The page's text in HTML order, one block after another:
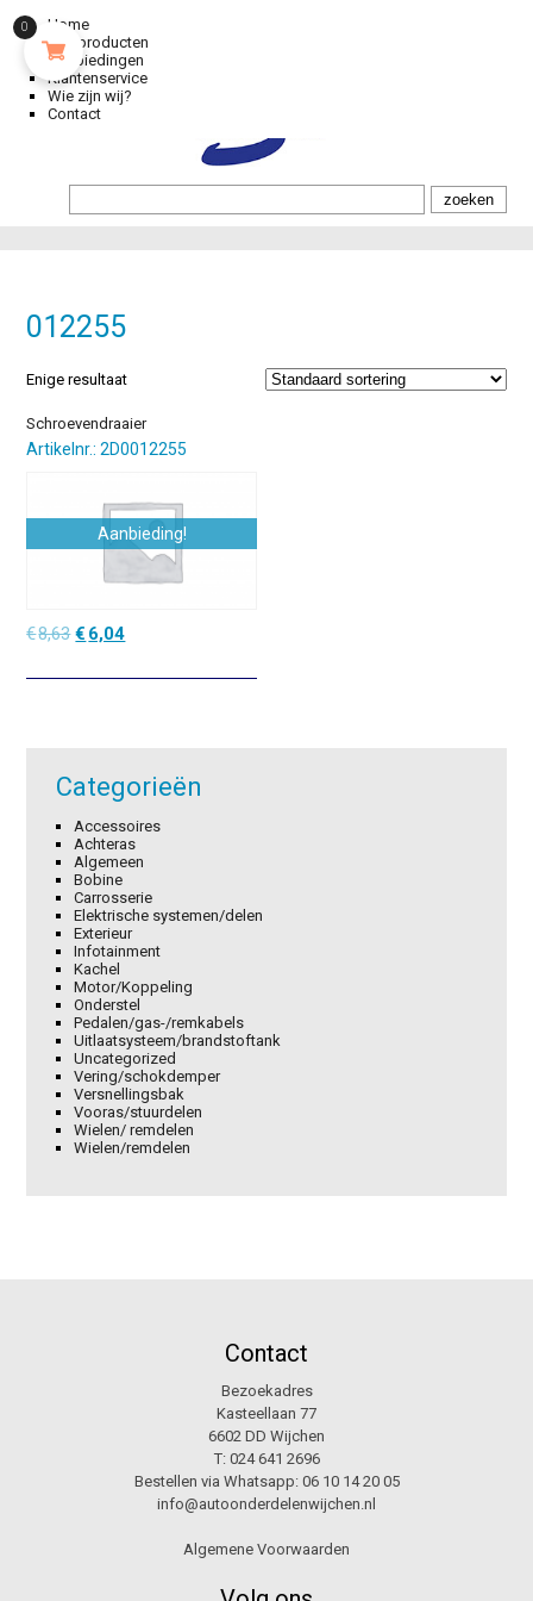
Home
Alle producten
Aanbiedingen
Klantenservice
Wie zijn wij?
Contact
012255
Enige resultaat
Schroevendraaier
Artikelnr.: 2D0012255
Aanbieding!
€8,63Oorspronkelijke
was:
€ 6,04Huidige
is:
Categorieën
Accessoires
Achteras
Algemeen
Bobine
Carrosserie
Elektrische systemen/delen
Exterieur
Infotainment
Kachel
Motor/Koppeling
Onderstel
Pedalen/gas-/remkabels
Uitlaatsysteem/brandstoftank
Uncategorized
Vering/schokdemper
Versnellingsbak
Vooras/stuurdelen
Wielen/ remdelen
Wielen/remdelen
Contact
Bezoekadres
Kasteellaan 77
6602 DD Wijchen
T: 024 641 2696
Bestellen via Whatsapp: 06 10 14 20 05
info@autoonderdelenwijchen.nl
Algemene Voorwaarden
0